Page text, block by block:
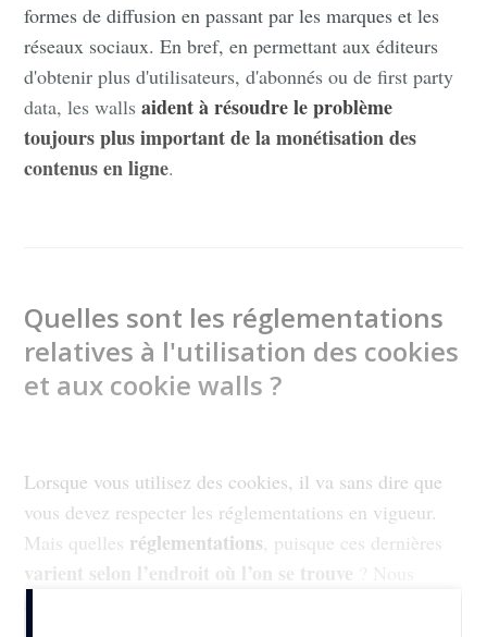
formes de diffusion en passant par les marques et les
réseaux sociaux. En bref, en permettant aux éditeurs
d'obtenir plus d'utilisateurs, d'abonnés ou de first party
data, les wallsaident à résoudre le problème
toujours plus important de la monétisation des
contenus en ligne.
Quelles sont les réglementations
relatives à l'utilisation des cookies
et aux cookie walls ?
Lorsque vous utilisez des cookies, il va sans dire que
vous devez respecter les réglementations en vigueur.
Mais quelles réglementations , puisque ces dernières
varient selon l’endroit où l’on se trouve